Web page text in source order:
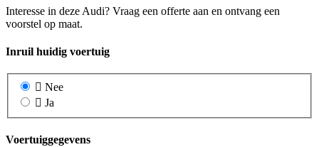
Interesse in deze Audi? Vraag een offerte aan en ontvang een
voorstel op maat.
Inruil huidig voertuig
Nee
Ja
Voertuiggegevens